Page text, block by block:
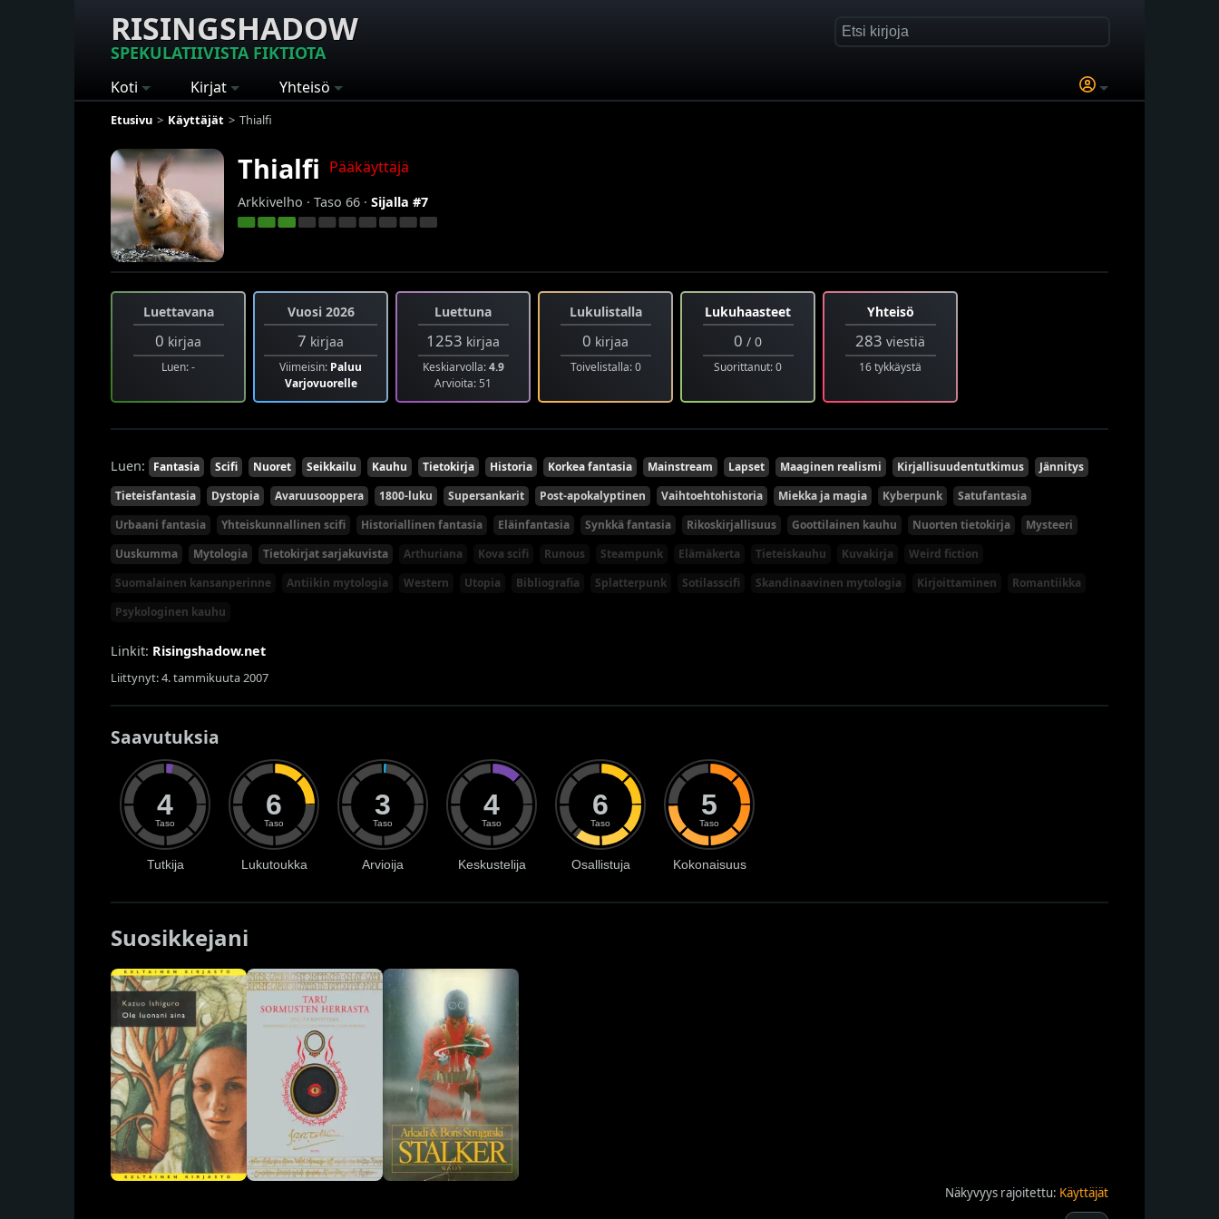
RISINGSHADOW
SPEKULATIIVISTA FIKTIOTA
Koti Kirjat Yhteisö
Etusivu Käyttäjät Thialfi
Thialfi Pääkäyttäjä
Arkkivelho · Taso 66 · Sijalla #7
Luettavana
0 kirjaa
Luen: -
Vuosi 2026
7 kirjaa
Viimeisin: Paluu
Varjovuorelle
Luettuna
1253 kirjaa
Keskiarvolla:4.9
Arvioita: 51
Lukulistalla
0 kirjaa
Toivelistalla: 0
Lukuhaasteet
0 / 0
Suorittanut: 0
Yhteisö
283 viestiä
16 tykkäystä
Luen: Fantasia Scifi Nuoret Seikkailu Kauhu Tietokirja Historia Korkea fantasia Mainstream Lapset Maaginen realismi Kirjallisuudentutkimus
Jännitys
Tieteisfantasia
Dystopia Avaruusooppera 1800-luku Supersankarit Post-apokalyptinen Vaihtoehtohistoria Miekka ja magia Kyberpunk
Satufantasia
Urbaani fantasia
Yhteiskunnallinen scifi Historiallinen fantasia Eläinfantasia Synkkä fantasia Rikoskirjallisuus Goottilainen kauhu Nuorten tietokirja
Mysteeri
Uuskumma
Mytologia Tietokirjat sarjakuvista Arthuriana Kova scifi Runous Steampunk Elämäkerta Tieteiskauhu Kuvakirja
Weird fiction
Suomalainen kansanperinne
Antiikin mytologia Western Utopia Bibliografia Splatterpunk Sotilasscifi Skandinaavinen mytologia Kirjoittaminen
Romantiikka
Psykologinen kauhu
Linkit: Risingshadow.net
Liittynyt: 4. tammikuuta 2007
Saavutuksia
4
Taso
Tutkija
6
Taso
Lukutoukka
3
Taso
Arvioija
4
Taso
Keskustelija
6
Taso
Osallistuja
5
Taso
Kokonaisuus
Suosikkejani
Näkyvyys rajoitettu: Käyttäjät